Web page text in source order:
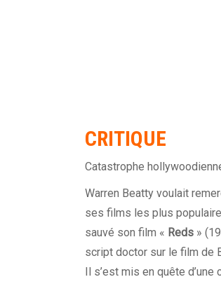
CRITIQUE
Catastrophe
Warren Beatty voulait
ses films les plus
sauvé son film « Reds »
script doctor sur le film de
Il s’est mis en quête